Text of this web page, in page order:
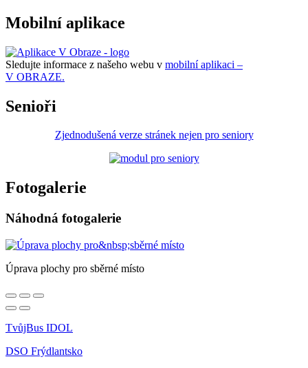
Mobilní aplikace
Sledujte informace z našeho webu v mobilní aplikaci –
V OBRAZE.
Senioři
Zjednodušená verze stránek nejen pro seniory
Fotogalerie
Náhodná fotogalerie
Úprava plochy pro sběrné místo
TvůjBus IDOL
DSO Frýdlantsko